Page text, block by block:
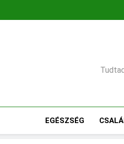
EGÉSZSÉG